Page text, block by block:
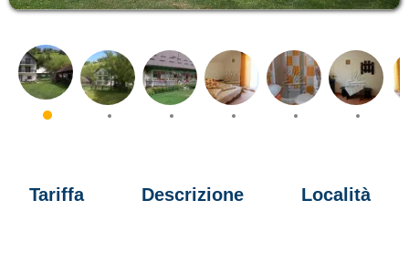
Tariffa Descrizione Località